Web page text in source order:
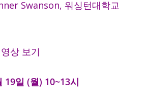
Swanson, 워싱턴대학교
상 보기
19일 (월) 10~13시